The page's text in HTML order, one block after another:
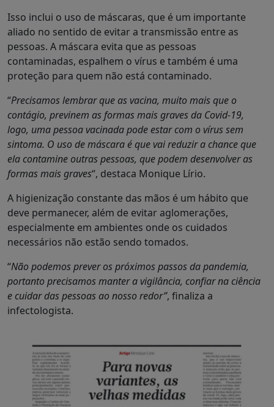
Isso inclui o uso de máscaras, que é um importante
aliado no sentido de evitar a transmissão entre as
pessoas. A máscara evita que as pessoas
contaminadas, espalhem o vírus e também é uma
proteção para quem não está contaminado.
“Precisamos lembrar que as vacina, muito mais que o
contágio, previnem as formas mais graves da Covid-19,
logo, uma pessoa vacinada pode estar com o vírus sem
sintoma. O uso de máscara é que vai reduzir a chance que
ela contamine outras pessoas, que podem desenvolver as
formas mais graves“, destaca Monique Lírio.
A higienização constante das mãos é um hábito que
deve permanecer, além de evitar aglomerações,
especialmente em ambientes onde os cuidados
necessários não estão sendo tomados.
“Não podemos prever os próximos passos da pandemia,
portanto precisamos manter a vigilância, confiar na ciência
e cuidar das pessoas ao nosso redor”, finaliza a
infectologista.